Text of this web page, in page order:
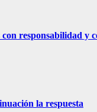
responsabilidad y
la respuesta